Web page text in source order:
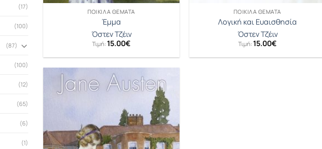
(17)
(100)
(87)
(100)
(12)
(65)
(6)
(1)
ΠΟΙΚΊΛΑ ΘΈΜΑΤΑ
Έμμα
Όστεν Τζέιν
Τιμή:15.00€
ΠΟΙΚΊΛΑ ΘΈΜΑΤΑ
Λογική και Ευαισθησία
Όστεν Τζέιν
Τιμή:15.00€